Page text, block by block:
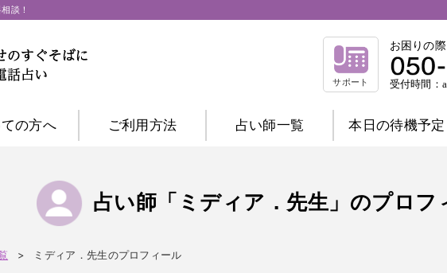
談！
サポート
お困りの
受付時間：
の方へ ご利用方法 占い師一覧
復縁相談 浮気相談
縁結び相談
仕事相談 祈祷相談
本日の待機予定
占い師「ミディア．先生」のプロフ
ミディア．先生のプロフィール